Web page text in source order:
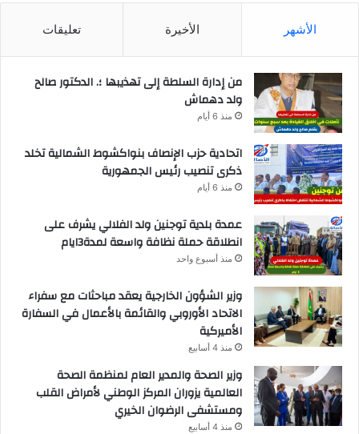
الأشهر الأخيرة تعليقات
من إدارة السلطة إلى تهذيبها ؛. الدكتور صالح
ولد دهماش
منذ 6 أيام
اتحادية حزب الإنصاف بنواكشوط الشمالية تخلد
ذكرى تنصيب رئيس الجمهورية
منذ 6 أيام
عمدة بلدية توجنين ولد الفلالي يشرف على
انطلاقة حملة نظافة واسعة لمدة3ايام
منذ أسبوع واحد
وزير الشؤون الخارجية يعقد مباحثات مع سفراء
الاتحاد الأوروبي والقائمة بالأعمال في السفارة
الأميركية
منذ 4 أسابيع
وزير الصحة والمدير العام لمنظمة الصحة
العالمية يزوران المركز الوطني لأمراض القلب
ومستشفى الرضوان الخيري
منذ 4 أسابيع